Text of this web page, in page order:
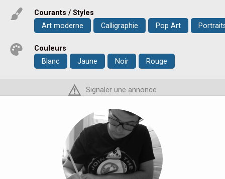
Courants / Styles
Art moderne
Calligraphie Pop Art
Couleurs
Blanc
Jaune Noir Rouge
Signaler une annonce